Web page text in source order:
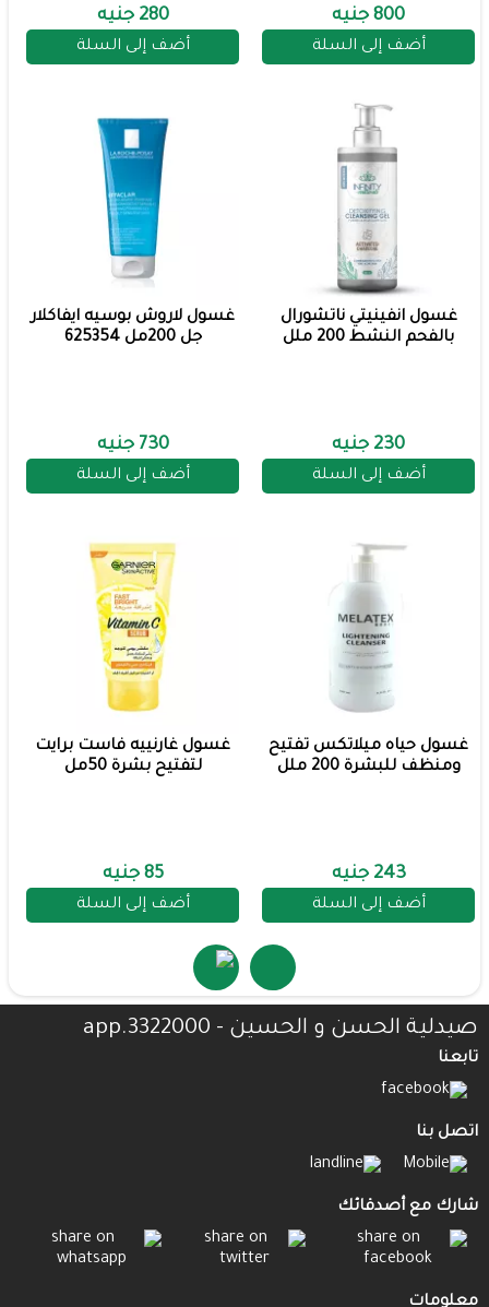
800 جنيه
أضف إلى السلة
280 جنيه
أضف إلى السلة
غسول انفينيتي ناتشورال
بالفحم النشط 200 ملل
230 جنيه
أضف إلى السلة
غسول لاروش بوسيه ايفاكلار
جل 200مل 625354
730 جنيه
أضف إلى السلة
غسول حياه ميلاتكس تفتيح
ومنظف للبشرة 200 ملل
243 جنيه
أضف إلى السلة
غسول غارنييه فاست برايت
لتفتيح بشرة 50مل
85 جنيه
أضف إلى السلة
صيدلية الحسن و الحسين - 3322000.app
تابعنا
اتصل بنا
شارك مع أصدقائك
معلومات